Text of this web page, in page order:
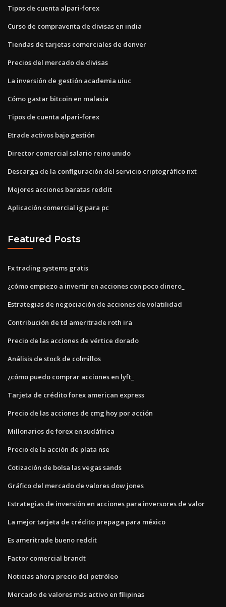
Tipos de cuenta alpari-forex
Curso de compraventa de divisas en india
Tiendas de tarjetas comerciales de denver
Precios del mercado de divisas
La inversión de gestión academia uiuc
Cómo gastar bitcoin en malasia
Tipos de cuenta alpari-forex
Etrade activos bajo gestión
Director comercial salario reino unido
Descarga de la configuración del servicio criptográfico nxt
Mejores acciones baratas reddit
Aplicación comercial ig para pc
Featured Posts
Fx trading systems gratis
¿cómo empiezo a invertir en acciones con poco dinero_
Estrategias de negociación de acciones de volatilidad
Contribución de td ameritrade roth ira
Precio de las acciones de vértice dorado
Análisis de stock de colmillos
¿cómo puedo comprar acciones en lyft_
Tarjeta de crédito forex american express
Precio de las acciones de cmg hoy por acción
Millonarios de forex en sudáfrica
Precio de la acción de plata nse
Cotización de bolsa las vegas sands
Gráfico del mercado de valores dow jones
Estrategias de inversión en acciones para inversores de valor
La mejor tarjeta de crédito prepaga para méxico
Es ameritrade bueno reddit
Factor comercial brandt
Noticias ahora precio del petróleo
Mercado de valores más activo en filipinas